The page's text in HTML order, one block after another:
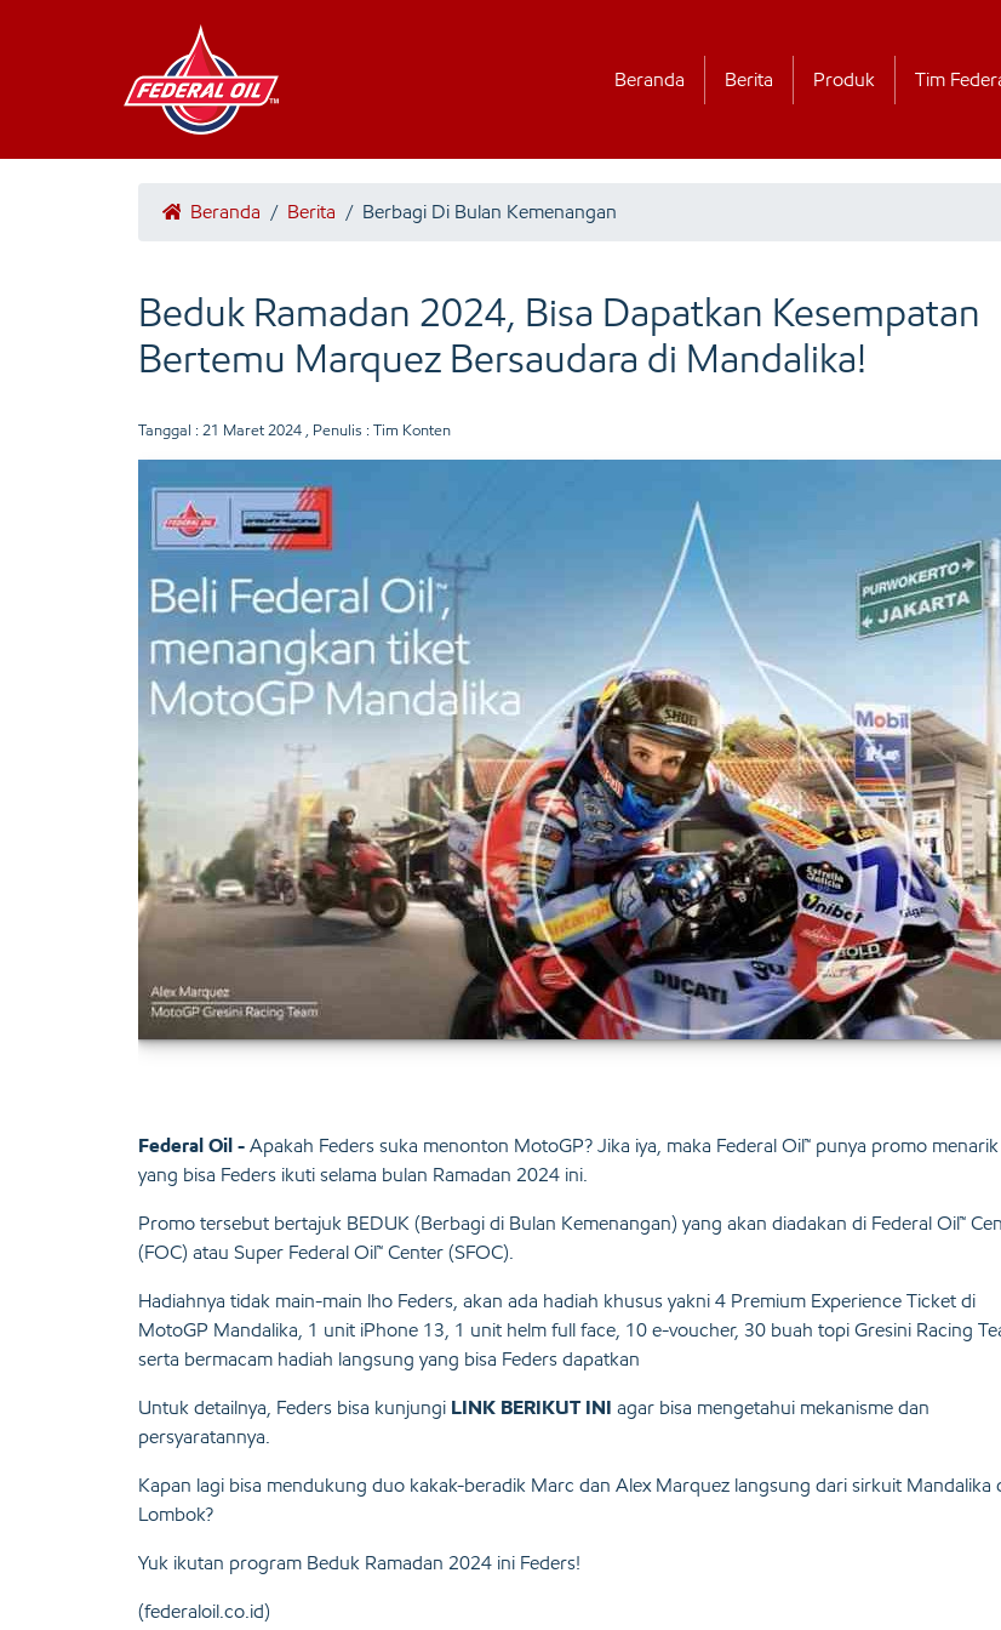
Beranda Berita Produk Tim
Beranda / Berita / Berbagi Di Bulan Kemenangan
Beduk Ramadan 2024, Bisa Dapatkan Kesempatan
Bertemu Marquez Bersaudara di Mandalika!
Tanggal : 21 Maret 2024 , Penulis : Tim Konten
Federal Oil - Apakah Feders suka menonton MotoGP? Jika iya, maka Federal Oil™ punya promo menarik
yang bisa Feders ikuti selama bulan Ramadan 2024 ini.
Promo tersebut bertajuk BEDUK (Berbagi di Bulan Kemenangan) yang akan diadakan di Federal Oil™
(FOC) atau Super Federal Oil™ Center (SFOC).
Hadiahnya tidak main-main lho Feders, akan ada hadiah khusus yakni 4 Premium Experience Ticket di
MotoGP Mandalika, 1 unit iPhone 13, 1 unit helm full face, 10 e-voucher, 30 buah topi Gresini Racing
serta bermacam hadiah langsung yang bisa Feders dapatkan
Untuk detailnya, Feders bisa kunjungi LINK BERIKUT INI agar bisa mengetahui mekanisme dan
persyaratannya.
Kapan lagi bisa mendukung duo kakak-beradik Marc dan Alex Marquez langsung dari sirkuit Mandalika
Lombok?
Yuk ikutan program Beduk Ramadan 2024 ini Feders!
(federaloil.co.id)